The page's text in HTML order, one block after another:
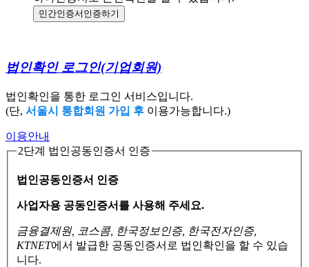
민간인증서 인증하기
법인확인 로그인(기업회원)
법인확인을 통한 로그인 서비스입니다.
(단, 서울시 통합회원 가입 후 이용가능합니다.)
이용안내
2단계 법인공동인증서 인증
법인공동인증서 인증
사업자용 공동인증서를 사용해 주세요.
금융결제원, 코스콤, 한국정보인증, 한국전자인증,
KTNET에서 발급한 공동인증서로 법인확인을 할 수 있습
니다.